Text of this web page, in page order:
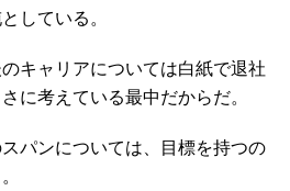
している。
キャリアについては白紙で退社
に考えている最中だからだ。
パンについては、目標を持つの